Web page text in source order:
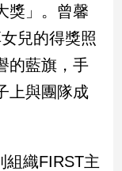
獎」。曾馨
兒的得獎照
的藍旗，手
上與團隊成
組織FIRST主